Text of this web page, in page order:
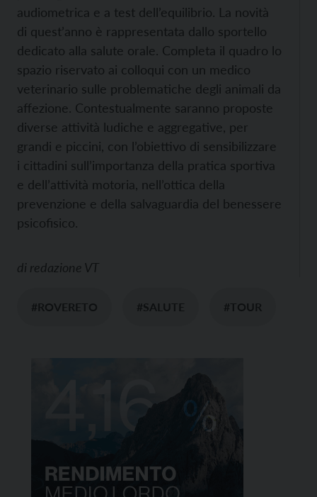
audiometrica e a test dell’equilibrio. La novità
di quest’anno è rappresentata dallo sportello
dedicato alla salute orale. Completa il quadro lo
spazio riservato ai colloqui con un medico
veterinario sulle problematiche degli animali da
affezione. Contestualmente saranno proposte
diverse attività ludiche e aggregative, per
grandi e piccini, con l’obiettivo di sensibilizzare
i cittadini sull’importanza della pratica sportiva
e dell’attività motoria, nell’ottica della
prevenzione e della salvaguardia del benessere
psicofisico.
di redazione VT
#ROVERETO #SALUTE #TOUR